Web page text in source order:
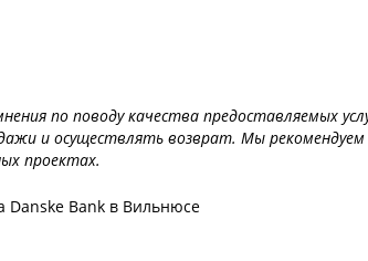
по поводу качества предоставляемых
и осуществлять возврат. Мы рекомендуем
проектах.
Danske Bank в Вильнюсе